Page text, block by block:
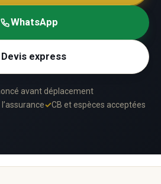
WhatsApp
Devis express
avant déplacement
✓CB et espèces acceptées